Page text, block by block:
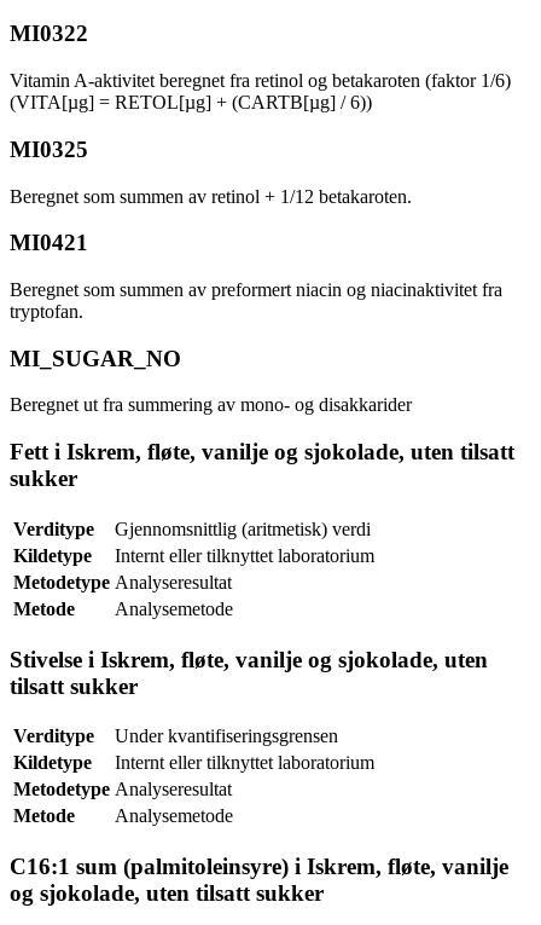
MI0322
Vitamin A-aktivitet beregnet fra retinol og betakaroten (faktor 1/6)
(VITA[µg] = RETOL[µg] + (CARTB[µg] / 6))
MI0325
Beregnet som summen av retinol + 1/12 betakaroten.
MI0421
Beregnet som summen av preformert niacin og niacinaktivitet fra
tryptofan.
MI_SUGAR_NO
Beregnet ut fra summering av mono- og disakkarider
Fett i Iskrem, fløte, vanilje og sjokolade, uten tilsatt
sukker
Verditype
Gjennomsnittlig (aritmetisk) verdi
Kildetype
Internt eller tilknyttet laboratorium
Metodetype Analyseresultat
Metode
Analysemetode
Stivelse i Iskrem, fløte, vanilje og sjokolade, uten
tilsatt sukker
Verditype
Under kvantifiseringsgrensen
Kildetype
Internt eller tilknyttet laboratorium
Metodetype Analyseresultat
Metode
Analysemetode
C16:1 sum (palmitoleinsyre) i Iskrem, fløte, vanilje
og sjokolade, uten tilsatt sukker